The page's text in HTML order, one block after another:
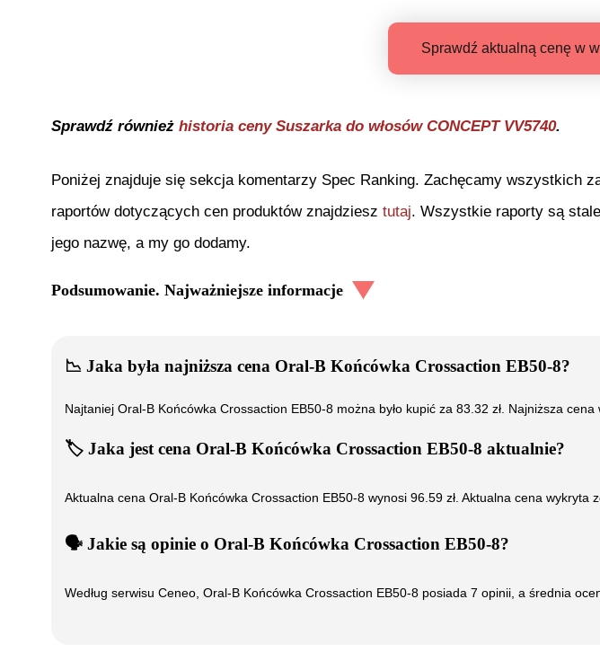
Sprawdź aktualną cenę w
Sprawdź również historia ceny Suszarka do włosów CONCEPT VV5740.
Poniżej znajduje się sekcja komentarzy Spec Ranking. Zachęcamy wszystkich
raportów dotyczących cen produktów znajdziesz tutaj. Wszystkie raporty są
jego nazwę, a my go dodamy.
Podsumowanie. Najważniejsze informacje
📉 Jaka była najniższa cena Oral-B Końcówka Crossaction EB50-8?
Najtaniej Oral-B Końcówka Crossaction EB50-8 można było kupić za 83.32 zł. Najniższa cena
🏷️ Jaka jest cena Oral-B Końcówka Crossaction EB50-8 aktualnie?
Aktualna cena Oral-B Końcówka Crossaction EB50-8 wynosi 96.59 zł. Aktualna cena wykryta
🗣️ ️ Jakie są opinie o Oral-B Końcówka Crossaction EB50-8?
Według serwisu Ceneo, Oral-B Końcówka Crossaction EB50-8 posiada 7 opinii, a średnia